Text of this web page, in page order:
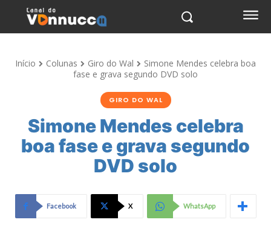
Início Colunas Giro do Wal
Simone Mendes celebra boa
fase e grava segundo DVD solo
GIRO DO WAL
Simone Mendes celebra
boa fase e grava segundo
DVD solo
Facebook X WhatsApp